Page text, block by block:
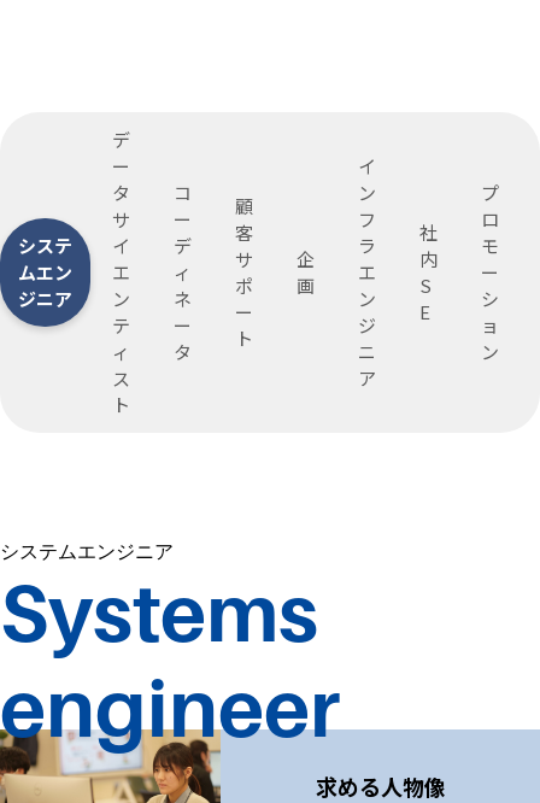
システ
ムエン
ジニア
デ
ー
タ
サ
イ
エ
ン
テ
ィ
ス
ト
コ
ー
デ
ィ
ネ
ー
タ
顧
客
サ
ポ
ー
ト
企
画
イ
ン
フ
ラ
エ
ン
ジ
ニ
ア
社
内
S
E
プ
ロ
モ
ー
シ
ョ
ン
システムエンジニア
Systems
engineer
求める人物像